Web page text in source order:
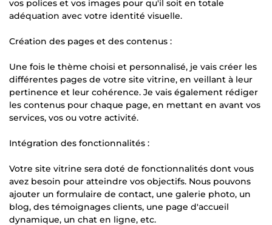
vos polices et vos images pour qu'il soit en totale
adéquation avec votre identité visuelle.
Création des pages et des contenus :
Une fois le thème choisi et personnalisé, je vais créer les
différentes pages de votre site vitrine, en veillant à leur
pertinence et leur cohérence. Je vais également rédiger
les contenus pour chaque page, en mettant en avant vos
services, vos ou votre activité.
Intégration des fonctionnalités :
Votre site vitrine sera doté de fonctionnalités dont vous
avez besoin pour atteindre vos objectifs. Nous pouvons
ajouter un formulaire de contact, une galerie photo, un
blog, des témoignages clients, une page d'accueil
dynamique, un chat en ligne, etc.